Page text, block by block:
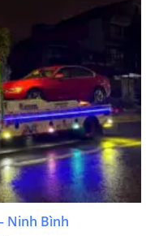
Ninh Bình